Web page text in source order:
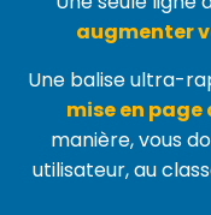
augmenter
Une balise ultra-
mise en
manière, vous
utilisateur, au